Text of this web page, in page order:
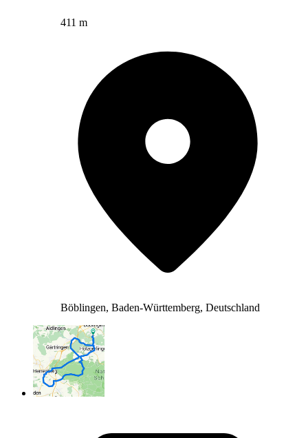
411 m
Böblingen, Baden-Württemberg, Deutschland